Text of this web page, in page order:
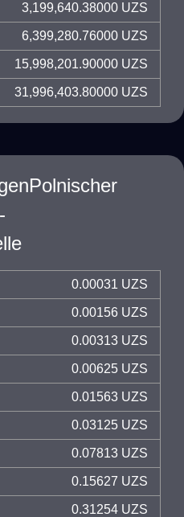
3,199,640.38000 UZS
6,399,280.76000 UZS
15,998,201.90000 UZS
31,996,403.80000 UZS
0.00031 UZS
0.00156 UZS
0.00313 UZS
0.00625 UZS
0.01563 UZS
0.03125 UZS
0.07813 UZS
0.15627 UZS
0.31254 UZS